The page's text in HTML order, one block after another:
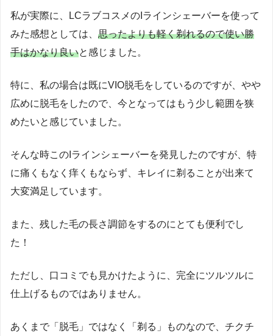
私が実際に、LCラブコスメのIラインシェーバーを使って
みた感想としては、 思ったよりも軽く剃れるので使い勝
手はかなり良いと感じました。
特に、私の場合は既にVIO脱毛をしているのですが、やや
広めに脱毛をしたので、今となってはもう少し範囲を狭
めたいと感じていました。
そんな時このIラインシェーバーを発見したのですが、特
に痛くもなく痒くもならず、キレイに剃ることが出来て
大変満足しています。
また、残した毛の長さ調節をするのにとても便利でし
た！
ただし、口コミでも見かけたように、完全にツルツルに
仕上げるものではありません。
あくまで「脱毛」ではなく「剃る」ものなので、チクチ